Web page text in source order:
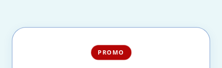
PROMO